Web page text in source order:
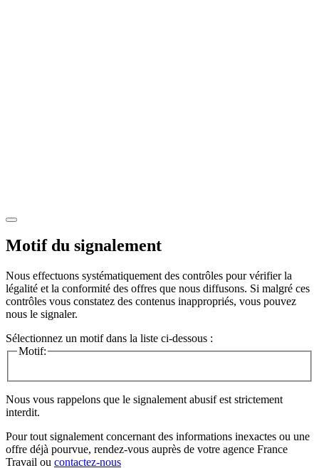
Motif du signalement
Nous effectuons systématiquement des contrôles pour vérifier la
légalité et la conformité des offres que nous diffusons. Si malgré ces
contrôles vous constatez des contenus inappropriés, vous pouvez
nous le signaler.
Sélectionnez un motif dans la liste ci-dessous :
Motif:
Nous vous rappelons que le signalement abusif est strictement
interdit.
Pour tout signalement concernant des informations inexactes ou une
offre déjà pourvue, rendez-vous auprès de votre agence France
Travail ou contactez-nous